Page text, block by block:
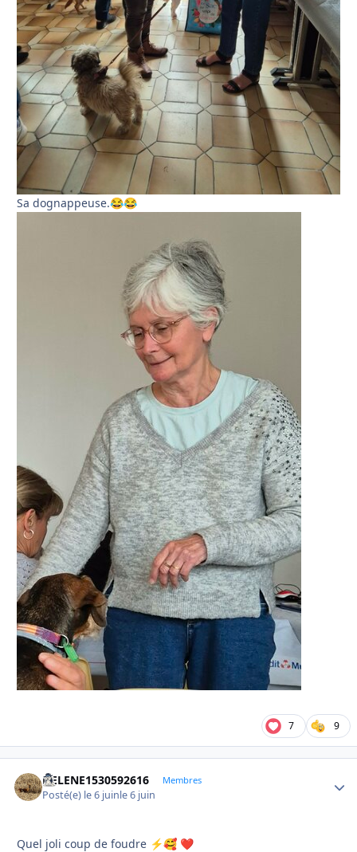
Sa dognappeuse.😂😂
7 9
HELENE1530592616 Membres
Posté(e) le 6 juinle 6 juin
Quel joli coup de foudre ⚡🥰 ❤️